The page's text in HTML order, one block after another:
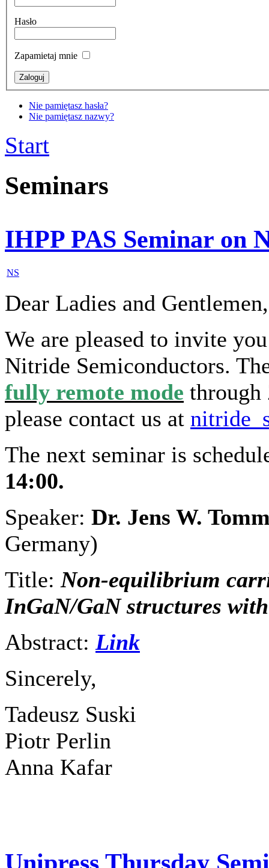
Hasło
Zapamietaj mnie
Nie pamiętasz hasła?
Nie pamiętasz nazwy?
Start
Seminars
IHPP PAS Seminar on
NS
Dear Ladies and Gentlemen,
We are pleased to invite
Nitride Semiconductors.
fully remote mode
please contact us at
The next seminar is
14:00.
Speaker: Dr. Jens W.
Germany)
Title: Non-equilibrium
InGaN/GaN structures
Abstract: Link
Sincerely,
Tadeusz Suski
Piotr Perlin
Anna Kafar
Unipress Thursday